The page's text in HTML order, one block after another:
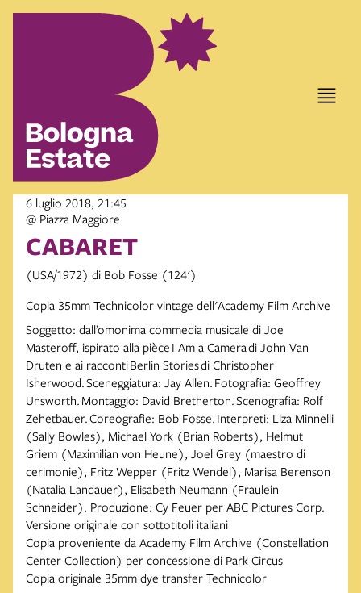
6 luglio 2018, 21:45
@ Piazza Maggiore
CABARET
(USA/1972) di Bob Fosse (124')
Copia 35mm Technicolor vintage dell'Academy Film Archive
Soggetto: dall’omonima commedia musicale di Joe
Masteroff, ispirato alla pièce I Am a Camera di John Van
Druten e ai racconti Berlin Stories di Christopher
Isherwood. Sceneggiatura: Jay Allen. Fotografia: Geoffrey
Unsworth. Montaggio: David Bretherton. Scenografia: Rolf
Zehetbauer. Coreografie: Bob Fosse. Interpreti: Liza Minnelli
(Sally Bowles), Michael York (Brian Roberts), Helmut
Griem (Maximilian von Heune), Joel Grey (maestro di
cerimonie), Fritz Wepper (Fritz Wendel), Marisa Berenson
(Natalia Landauer), Elisabeth Neumann (Fraulein
Schneider). Produzione: Cy Feuer per ABC Pictures Corp.
Versione originale con sottotitoli italiani
Copia proveniente da Academy Film Archive (Constellation
Center Collection) per concessione di Park Circus
Copia originale 35mm dye transfer Technicolor